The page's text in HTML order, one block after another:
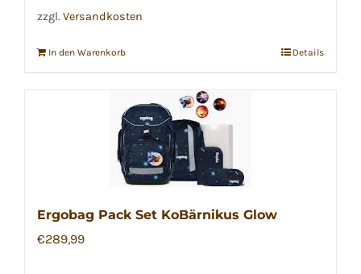
zzgl. Versandkosten
In den Warenkorb Details
Ergobag Pack Set KoBärnikus Glow
€289,99